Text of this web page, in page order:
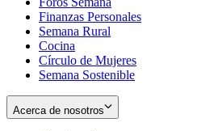
Finanzas Personales
Semana Rural
Cocina
Círculo de Mujeres
Semana Sostenible
Acerca de nosotros